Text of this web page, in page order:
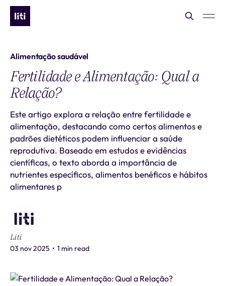
Alimentação saudável
Fertilidade e Alimentação: Qual a
Relação?
Este artigo explora a relação entre fertilidade e
alimentação, destacando como certos alimentos e
padrões dietéticos podem influenciar a saúde
reprodutiva. Baseado em estudos e evidências
científicas, o texto aborda a importância de
nutrientes específicos, alimentos benéficos e hábitos
alimentares p
Liti
03 nov 2025 • 1 min read